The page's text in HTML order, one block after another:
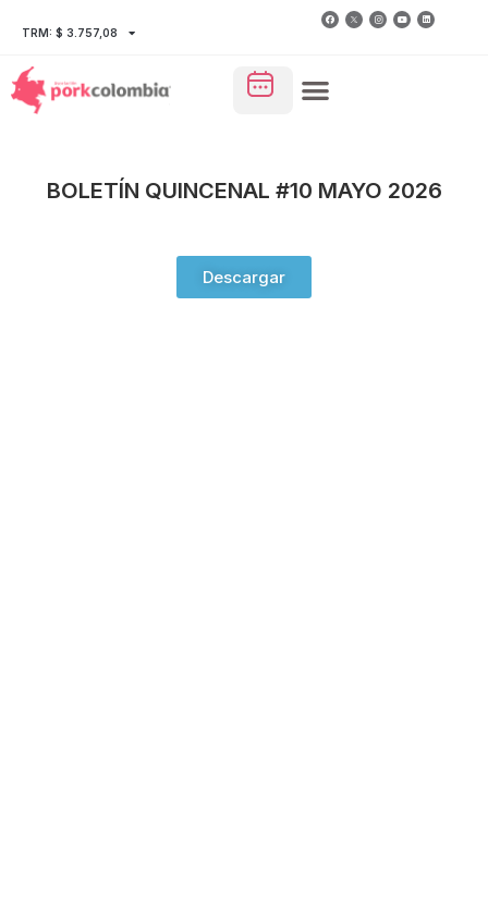
TRM: $ 3.757,08
BOLETÍN QUINCENAL #10 MAYO 2026
Descargar